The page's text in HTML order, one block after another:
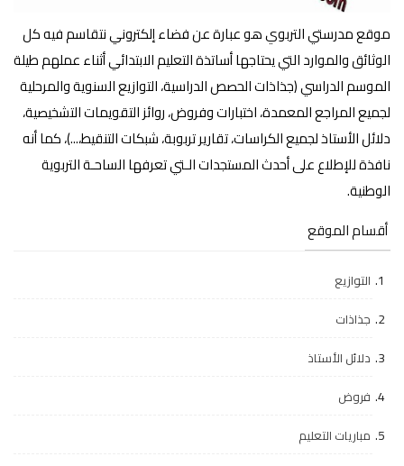
موقع مدرستي التربوي هو عبارة عن فضاء إلكتروني نتقاسم فيه كل
الوثائق والموارد التي يحتاجها أساتذة التعليم الابتدائي أثناء عملهم طيلة
الموسم الدراسي (جذاذات الحصص الدراسية، التوازيع السنوية والمرحلية
لجميع المراجع المعمدة، اختبارات وفروض، روائز التقويمات التشخيصية،
دلائل الأستاذ لجميع الكراسات، تقارير تربوبة، شبكات التنقيط،...)، كما أنه
نافذة للإطلاع على أحدث المستجدات الـتي تعرفها الساحـة التربوية
الوطنية.
أقسام الموقع
التوازيع
جذاذات
دلائل الأستاذ
فروض
مباريات التعليم